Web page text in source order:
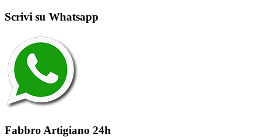
Scrivi su Whatsapp
Fabbro Artigiano 24h